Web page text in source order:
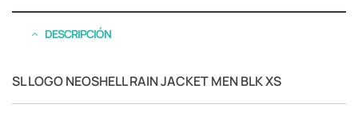
DESCRIPCIÓN
SL LOGO NEOSHELL RAIN JACKET MEN BLK XS